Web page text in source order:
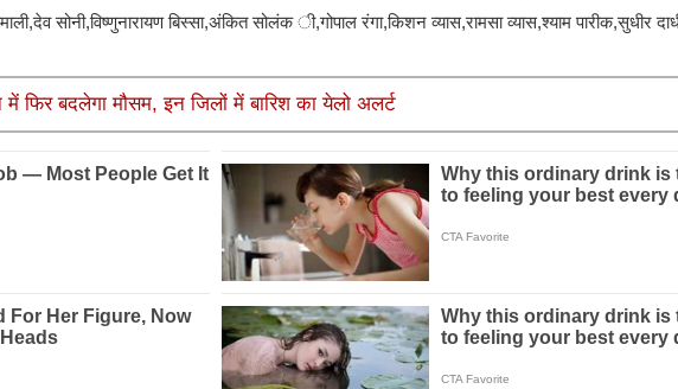
सोनी,विष्णुनारायण बिस्सा,अंकित सोलंक ी,गोपाल रंगा,किशन व्यास,रामसा व्यास,श्याम पारीक,सुधीर
फिर बदलेगा मौसम, इन जिलों में बारिश का येलो अलर्ट